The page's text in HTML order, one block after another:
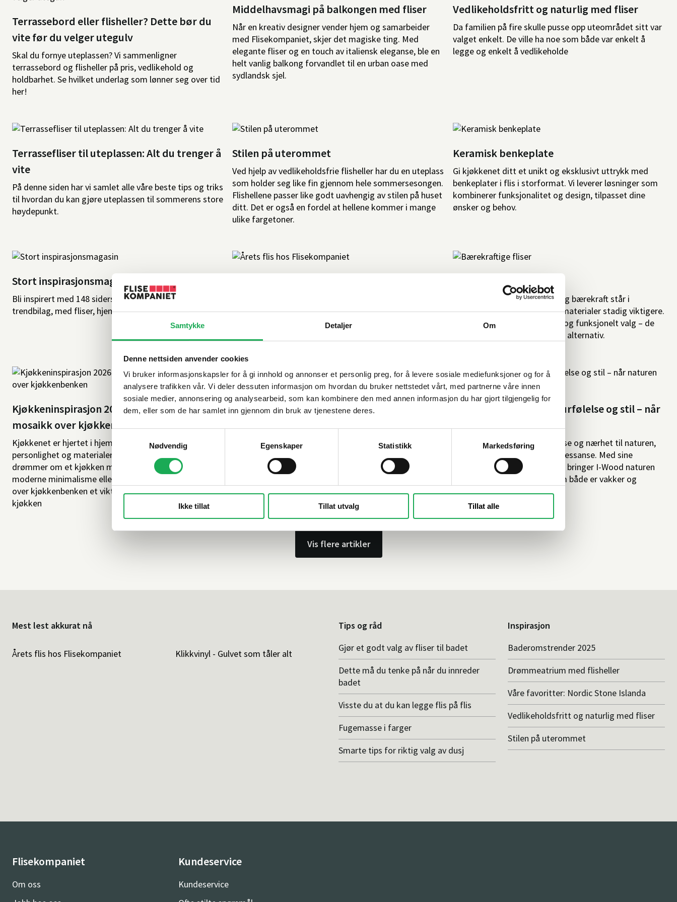
Samtykke Detaljer Om
Denne nettsiden anvender cookies
Vi bruker informasjonskapsler for å gi innhold og annonser et personlig preg, for å levere sosiale mediefunksjoner og for å
analysere trafikken vår. Vi deler dessuten informasjon om hvordan du bruker nettstedet vårt, med partnerne våre innen
sosiale medier, annonsering og analysearbeid, som kan kombinere den med annen informasjon du har gjort tilgjengelig for
dem, eller som de har samlet inn gjennom din bruk av tjenestene deres.
Nødvendig
Egenskaper Statistikk Markedsføring
Ikke tillat Tillat utvalg Tillat alle
Terrassebord eller flisheller? Dette bør du
vite før du velger utegulv
Skal du fornye uteplassen? Vi sammenligner
terrassebord og flisheller på pris, vedlikehold og
holdbarhet. Se hvilket underlag som lønner seg over tid
her!
Middelhavsmagi på balkongen med fliser
Når en kreativ designer vender hjem og samarbeider
med Flisekompaniet, skjer det magiske ting. Med
elegante fliser og en touch av italiensk eleganse, ble en
helt vanlig balkong forvandlet til en urban oase med
sydlandsk sjel.
Vedlikeholdsfritt og naturlig med fliser
Da familien på fire skulle pusse opp uteområdet sitt var
valget enkelt. De ville ha noe som både var enkelt å
legge og enkelt å vedlikeholde
Terrassefliser til uteplassen: Alt du trenger å
vite
På denne siden har vi samlet alle våre beste tips og triks
til hvordan du kan gjøre uteplassen til sommerens store
høydepunkt.
Stilen på uterommet
Ved hjelp av vedlikeholdsfrie flisheller har du en uteplass
som holder seg like fin gjennom hele sommersesongen.
Flishellene passer like godt uavhengig av stilen på huset
ditt. Det er også en fordel at hellene kommer i mange
ulike fargetoner.
Keramisk benkeplate
Gi kjøkkenet ditt et unikt og eksklusivt uttrykk med
benkeplater i flis i storformat. Vi leverer løsninger som
kombinerer funksjonalitet og design, tilpasset dine
ønsker og behov.
Stort inspirasjonsmagasin
Bli inspirert med 148 siders magasin inklusive 32 siders
trendbilag, med fliser, hjem og baderom
inspirasjon fra naturen. Denne flisen er inspirert av
sandsteiner og jordens varme fargetoner.
I en tid hvor miljøbevissthet og bærekraft står i
sentrum, blir valget av byggematerialer stadig viktigere.
Fliser er ikke bare et estetisk og funksjonelt valg – de
kan også være et miljøvennlig alternativ.
Kjøkkeninspirasjon 2026: Trender, flisvalg og
mosaikk over kjøkkenbenken
Kjøkkenet er hjertet i hjemmet, og i 2026 handler alt om
personlighet og materialer som varer. Enten du
drømmer om et kjøkken med klassisk eleganse,
moderne minimalisme eller fargerik mosaikk, er flisene
over kjøkkenbenken et viktig designelement i ethvert
kjøkken
Klikkvinyl - Gulvet som tåler alt
Klikkvinyl - Gulvet som tåler alt! Designet både for bolig
og kommersiell bruk.
Spileplater som gir naturfølelse og stil – når
naturen flytter inn
I en tid hvor vi søker ro, balanse og nærhet til naturen,
har interiør i tre fått en ny renessanse. Med sine
elegante akustikkpaneler i tre bringer I-Wood naturen
inn i hjemmet på en måte som både er vakker og
funksjonell.
Vis flere artikler
Mest lest akkurat nå
Årets flis hos Flisekompaniet Klikkvinyl - Gulvet som tåler alt
Tips og råd
Gjør et godt valg av fliser til badet
Dette må du tenke på når du innreder
badet
Visste du at du kan legge flis på flis
Fugemasse i farger
Smarte tips for riktig valg av dusj
Inspirasjon
Baderomstrender 2025
Drømmeatrium med flisheller
Våre favoritter: Nordic Stone Islanda
Vedlikeholdsfritt og naturlig med fliser
Stilen på uterommet
Flisekompaniet
Om oss
Kundeservice
Kundeservice